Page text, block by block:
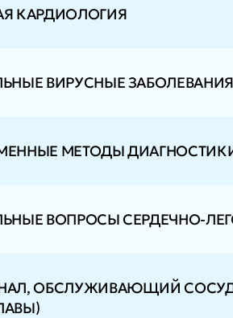
КАРДИОЛОГИЯ
ВИРУСНЫЕ ЗАБОЛЕВАНИЯ
МЕТОДЫ
ВОПРОСЫ СЕРДЕЧНО-
ОБСЛУЖИВАЮЩИЙ